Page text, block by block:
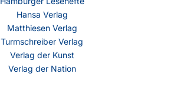
Hansa Verlag
Matthiesen Verlag
Turmschreiber Verlag
Verlag der Kunst
Verlag der Nation